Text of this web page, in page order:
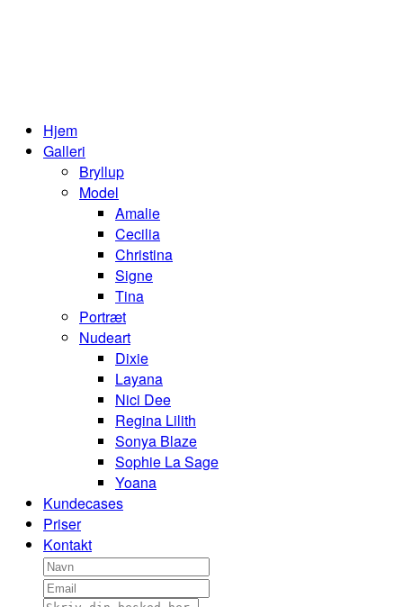
Hjem
Galleri
Bryllup
Model
Amalie
Cecilia
Christina
Signe
Tina
Portræt
Nudeart
Dixie
Layana
Nici Dee
Regina Lilith
Sonya Blaze
Sophie La Sage
Yoana
Kundecases
Priser
Kontakt